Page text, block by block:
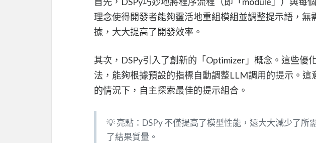
理念使得開發者能夠靈活地重組模組並調整提示語，無
據，大大提高了開發效率。
其次，DSPy引入了創新的「Optimizer」概念。這些優
法，能夠根據預設的指標自動調整LLM調用的提示。
的情況下，自主探索最佳的提示組合。
💡 亮點：DSPy 不僅提高了模型性能，還大大減少了所
了結果質量。